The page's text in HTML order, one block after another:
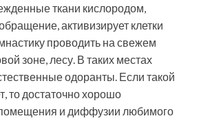
ткани кислородом,
активизирует клетки
проводить на свежем
зоне, лесу. В таких местах
одоранты. Если такой
то достаточно хорошо
и диффузии любимого